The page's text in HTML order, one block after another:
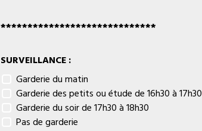
*****************************
SURVEILLANCE :
Garderie du matin
Garderie des petits ou étude de 16h30 à 17h30
Garderie du soir de 17h30 à 18h30
Pas de garderie